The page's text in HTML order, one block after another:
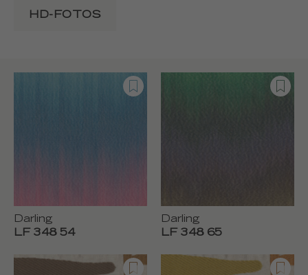
HD-FOTOS
Darling
LF 348 54
Darling
LF 348 65